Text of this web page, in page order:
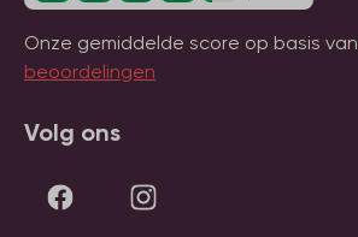
Onze gemiddelde score op basis van
beoordelingen
Volg ons